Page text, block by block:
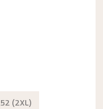
52 (2XL)